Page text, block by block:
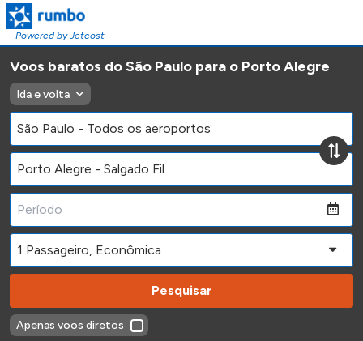
Powered by Jetcost
Voos baratos do São Paulo para o Porto Alegre
Ida e volta
Pesquisar
Apenas voos diretos